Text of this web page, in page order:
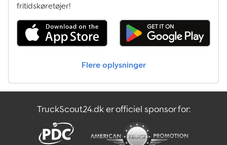
fritidskøretøjer!
Flere oplysninger
TruckScout24.dk er officiel sponsor for: